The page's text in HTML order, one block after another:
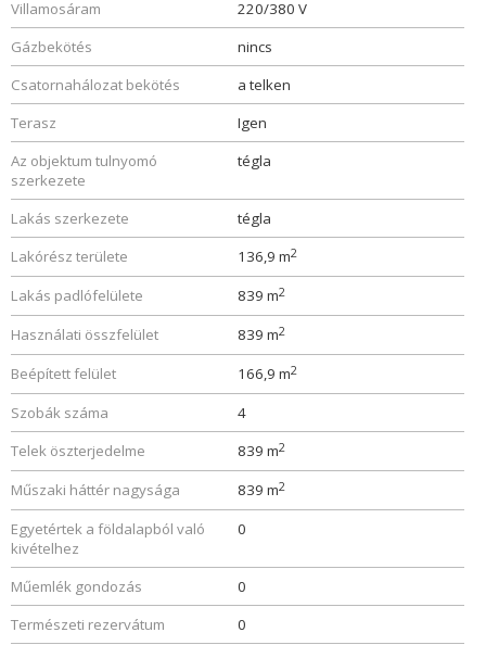
Villamosáram
220/380 V
Gázbekötés
nincs
Csatornahálozat bekötés
a telken
Terasz
Igen
Az objektum tulnyomó
szerkezete
tégla
Lakás szerkezete
tégla
Lakórész területe
136,9 m2
Lakás padlófelülete 839 m2
Használati összfelület 839 m2
Beépített felület 166,9 m2
Szobák száma
4
Telek öszterjedelme
839 m2
Műszaki háttér nagysága 839 m2
Egyetértek a földalapból való
kivételhez
0
Műemlék gondozás
0
Természeti rezervátum
0